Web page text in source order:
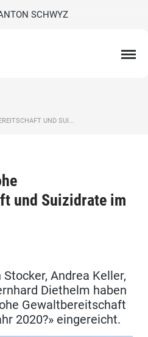
SCHWYZ
UND SUI...
und Suizidrate im
Andrea Keller,
Diethelm haben
Gewaltbereitschaft
2020?» eingereicht.